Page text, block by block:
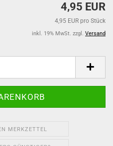
4,95 EUR
4,95 EUR pro Stück
inkl. 19% MwSt. zzgl. Versand
MERKZETTEL